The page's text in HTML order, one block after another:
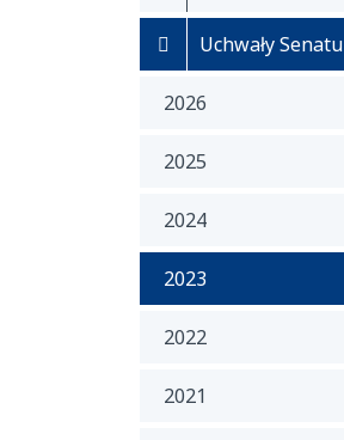
Uchwały Senatu
2026
2025
2024
2023
2022
2021